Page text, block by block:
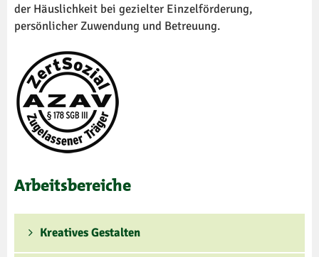
der Häuslichkeit bei gezielter Einzelförderung,
persönlicher Zuwendung und Betreuung.
Arbeitsbereiche
Kreatives Gestalten